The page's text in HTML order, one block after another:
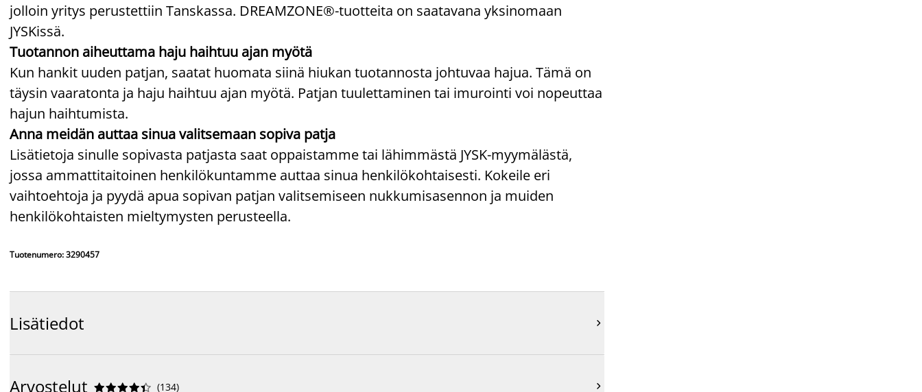
jolloin yritys perustettiin Tanskassa. DREAMZONE®-tuotteita on saatavana yksinomaan
JYSKissä.
Tuotannon aiheuttama haju haihtuu ajan myötä
Kun hankit uuden patjan, saatat huomata siinä hiukan tuotannosta johtuvaa hajua. Tämä on
täysin vaaratonta ja haju haihtuu ajan myötä. Patjan tuulettaminen tai imurointi voi nopeuttaa
hajun haihtumista.
Anna meidän auttaa sinua valitsemaan sopiva patja
Lisätietoja sinulle sopivasta patjasta saat oppaistamme tai lähimmästä JYSK-myymälästä,
jossa ammattitaitoinen henkilökuntamme auttaa sinua henkilökohtaisesti. Kokeile eri
vaihtoehtoja ja pyydä apua sopivan patjan valitsemiseen nukkumisasennon ja muiden
henkilökohtaisten mieltymysten perusteella.
Tuotenumero: 3290457
Lisätiedot 
Arvostelut 




 (134) 